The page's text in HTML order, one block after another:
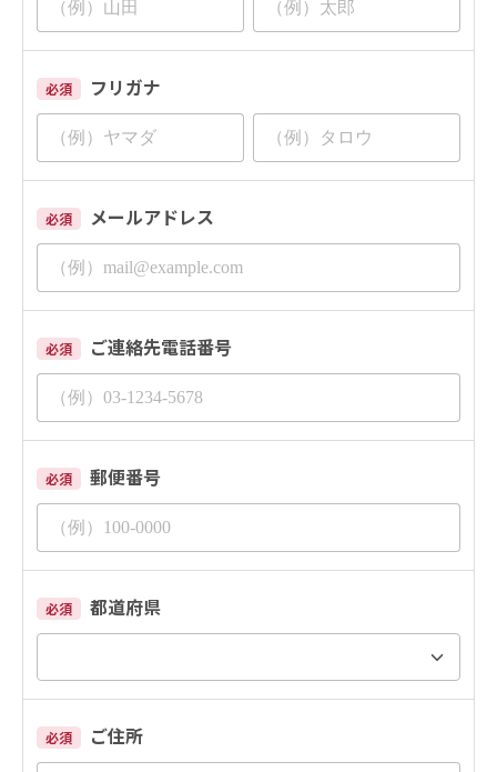
必須 フリガナ
必須 メールアドレス
必須 ご連絡先電話番号
必須 郵便番号
必須 都道府県
必須 ご住所